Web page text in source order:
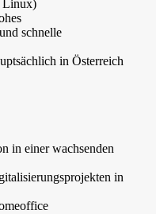
Linux)
schnelle
in Österreich
in einer wachsenden
in